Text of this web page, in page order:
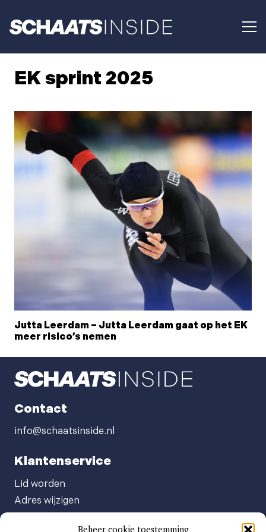
Beheer cookie toestemming
EK sprint 2025
Jutta Leerdam – Jutta Leerdam gaat op het EK
meer risico’s nemen
Contact
info@schaatsinside.nl
Klantenservice
Lid worden
Adres wijzigen